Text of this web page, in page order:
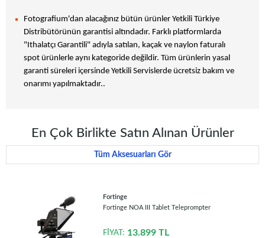
Fotografium'dan alacağınız bütün ürünler Yetkili Türkiye
Distribütörünün garantisi altındadır. Farklı platformlarda
"Ithalatçı Garantili" adıyla satılan, kaçak ve naylon faturalı
spot ürünlerle aynı kategoride değildir. Tüm ürünlerin yasal
garanti süreleri içersinde Yetkili Servislerde ücretsiz bakım ve
onarımı yapılmaktadır..
En Çok Birlikte Satın Alınan Ürünler
Tüm Aksesuarları Gör
Fortinge
Fortinge NOA III Tablet Teleprompter
FİYAT: 13.899 TL